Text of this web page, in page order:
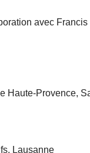
avec
Haute-Provence,
Lausanne